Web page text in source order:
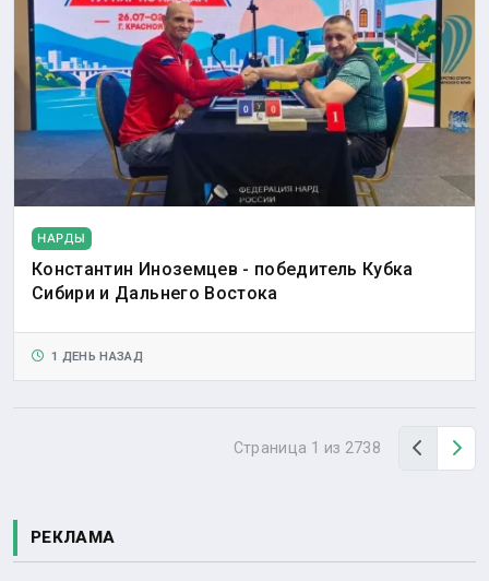
НАРДЫ
Константин Иноземцев - победитель Кубка
Сибири и Дальнего Востока
1 ДЕНЬ НАЗАД
Страница 1 из 2738 Назад
РЕКЛАМА